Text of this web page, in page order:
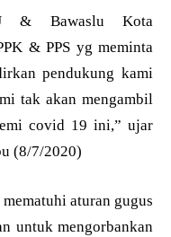
& Bawaslu Kota
& PPS yg meminta
pendukung kami
tak akan mengambil
covid 19 ini,” ujar
(8/7/2020)
aturan gugus
untuk mengorbankan